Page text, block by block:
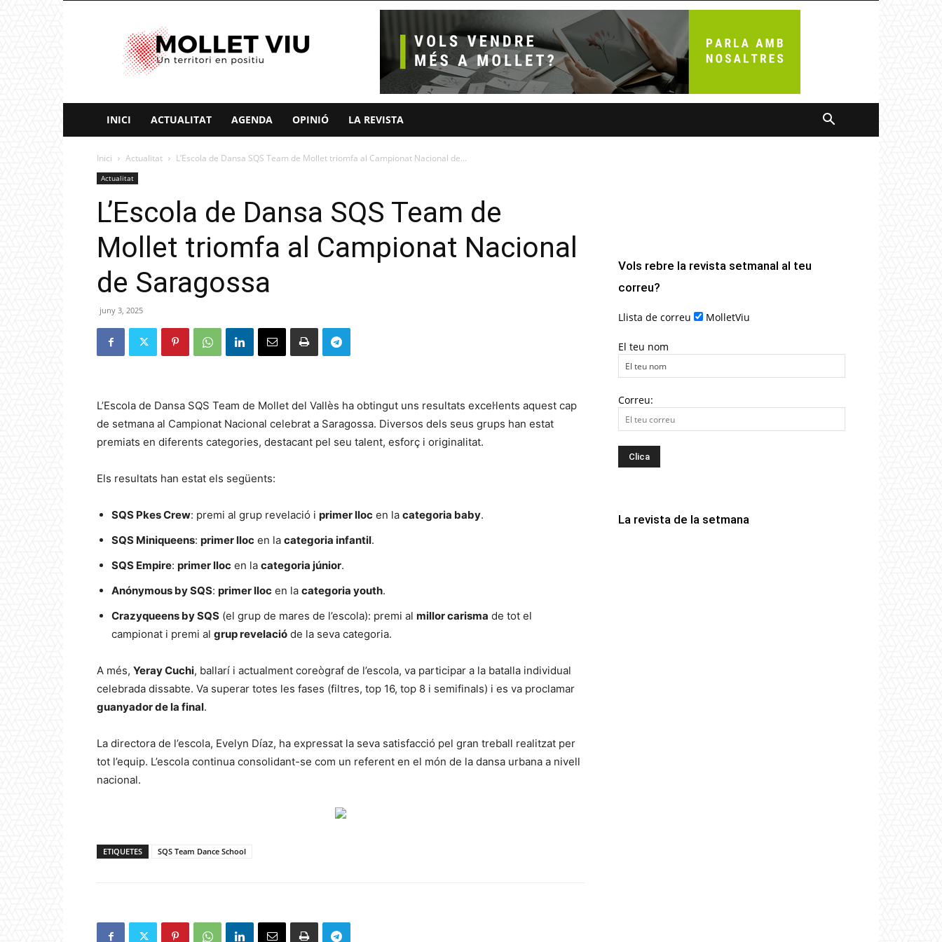
Mollet
Viu
INICI ACTUALITAT AGENDA OPINIÓ LA REVISTA
Inici Actualitat L’Escola de Dansa SQS Team de Mollet triomfa al Campionat Nacional de...
Actualitat
L’Escola de Dansa SQS Team de
Mollet triomfa al Campionat Nacional
de Saragossa
juny 3, 2025
L’Escola de Dansa SQS Team de Mollet del Vallès ha obtingut uns resultats excel·lents aquest cap
de setmana al Campionat Nacional celebrat a Saragossa. Diversos dels seus grups han estat
premiats en diferents categories, destacant pel seu talent, esforç i originalitat.
Els resultats han estat els següents:
SQS Pkes Crew: premi al grup revelació i primer lloc en la categoria baby.
SQS Miniqueens: primer lloc en la categoria infantil.
SQS Empire: primer lloc en la categoria júnior.
Anónymous by SQS: primer lloc en la categoria youth.
Crazyqueens by SQS (el grup de mares de l’escola): premi al millor carisma de tot el
campionat i premi al grup revelació de la seva categoria.
A més, Yeray Cuchi, ballarí i actualment coreògraf de l’escola, va participar a la batalla individual
celebrada dissabte. Va superar totes les fases (filtres, top 16, top 8 i semifinals) i es va proclamar
guanyador de la final.
La directora de l’escola, Evelyn Díaz, ha expressat la seva satisfacció pel gran treball realitzat per
tot l’equip. L’escola continua consolidant-se com un referent en el món de la dansa urbana a nivell
nacional.
ETIQUETES SQS Team Dance School
Vols rebre la revista setmanal al teu
correu?
Llista de correu MolletViu
El teu nom
Correu:
La revista de la setmana